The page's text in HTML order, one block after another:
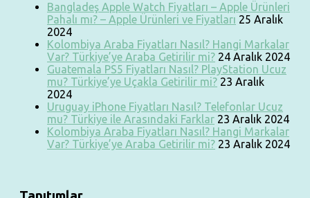
Bangladeş Apple Watch Fiyatları – Apple Ürünleri
Pahalı mı? – Apple Ürünleri ve Fiyatları 25 Aralık
2024
Kolombiya Araba Fiyatları Nasıl? Hangi Markalar
Var? Türkiye’ye Araba Getirilir mi? 24 Aralık 2024
Guatemala PS5 Fiyatları Nasıl? PlayStation Ucuz
mu? Türkiye’ye Uçakla Getirilir mi? 23 Aralık
2024
Uruguay iPhone Fiyatları Nasıl? Telefonlar Ucuz
mu? Türkiye ile Arasındaki Farklar 23 Aralık 2024
Kolombiya Araba Fiyatları Nasıl? Hangi Markalar
Var? Türkiye’ye Araba Getirilir mi? 23 Aralık 2024